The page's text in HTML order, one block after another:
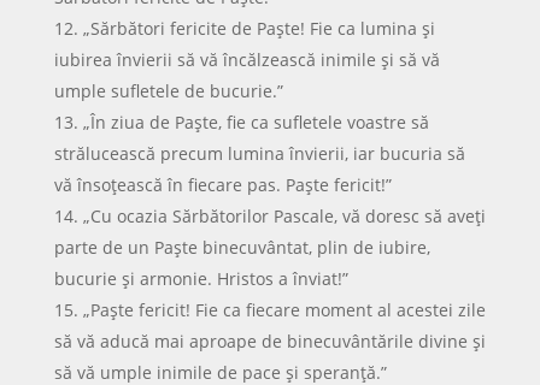
„Sărbători fericite de Paște! Fie ca lumina și
iubirea învierii să vă încălzească inimile și să vă
umple sufletele de bucurie.”
„În ziua de Paște, fie ca sufletele voastre să
strălucească precum lumina învierii, iar bucuria să
vă însoțească în fiecare pas. Paște fericit!”
„Cu ocazia Sărbătorilor Pascale, vă doresc să aveți
parte de un Paște binecuvântat, plin de iubire,
bucurie și armonie. Hristos a înviat!”
„Paște fericit! Fie ca fiecare moment al acestei zile
să vă aducă mai aproape de binecuvântările divine și
să vă umple inimile de pace și speranță.”